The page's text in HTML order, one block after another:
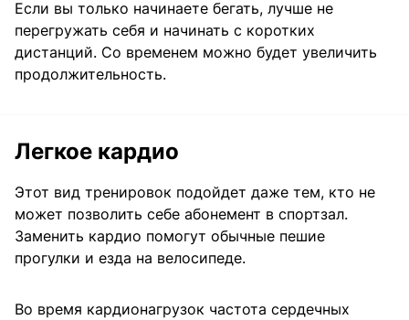
Если вы только начинаете бегать, лучше не
перегружать себя и начинать с коротких
дистанций. Со временем можно будет увеличить
продолжительность.
Легкое кардио
Этот вид тренировок подойдет даже тем, кто не
может позволить себе абонемент в спортзал.
Заменить кардио помогут обычные пешие
прогулки и езда на велосипеде.
Во время кардионагрузок частота сердечных